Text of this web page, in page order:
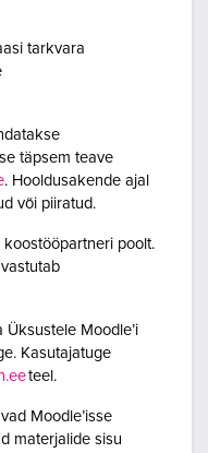
tarkvara
täpsem teave
. Hooldusakende ajal
või piiratud.
koostööpartneri poolt.
Üksustele Moodle’i
Kasutajatuge
teel.
Moodle’isse
materjalide sisu